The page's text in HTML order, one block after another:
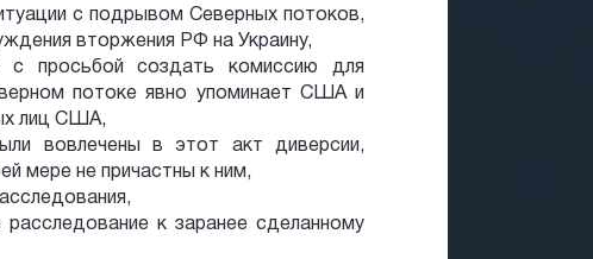
с подрывом Северных потоков,
вторжения РФ на Украину,
с просьбой создать комиссию для
потоке явно упоминает США и
лиц США,
вовлечены в этот акт диверсии,
мере не причастны к ним,
к заранее сделанному